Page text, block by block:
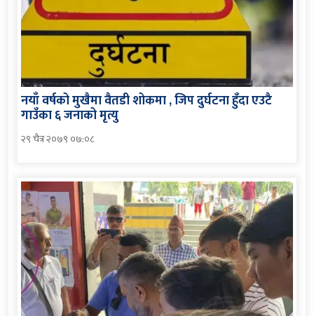
नयाँ वर्षको मुखैमा वैतडी शोकमा , जिप दुर्घटना हुँदा एउटै
गाउँका ६ जनाको मृत्यु
२९ चैत्र २०७९ ०७:०८